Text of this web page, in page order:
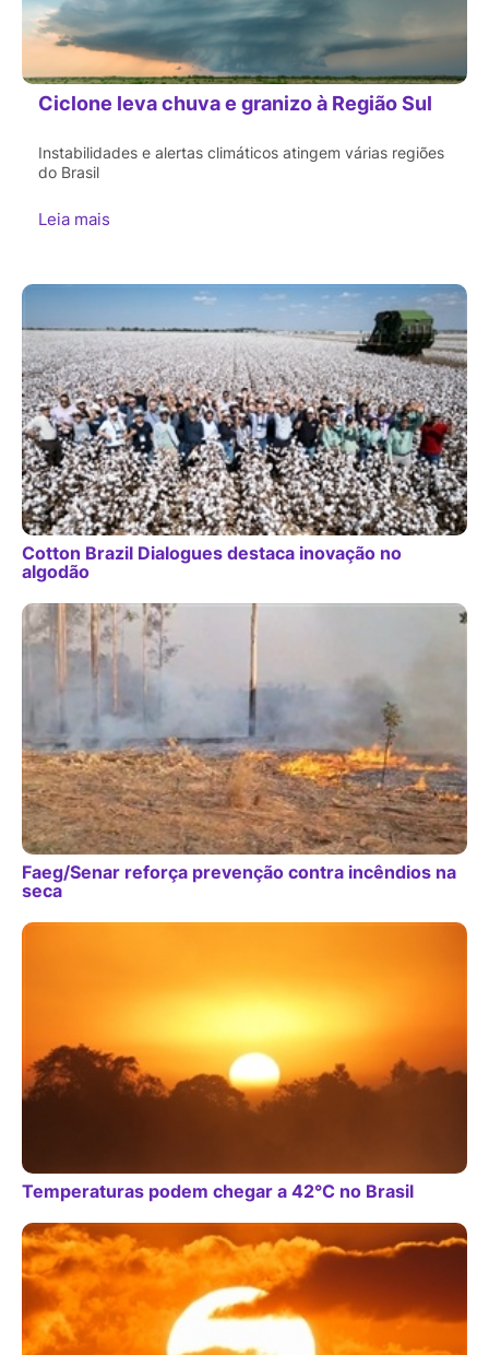
Ciclone leva chuva e granizo à Região Sul
Instabilidades e alertas climáticos atingem várias regiões
do Brasil
Leia mais
Cotton Brazil Dialogues destaca inovação no
algodão
Faeg/Senar reforça prevenção contra incêndios na
seca
Temperaturas podem chegar a 42°C no Brasil